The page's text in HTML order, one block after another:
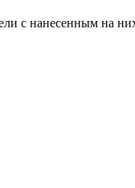
с нанесенным на